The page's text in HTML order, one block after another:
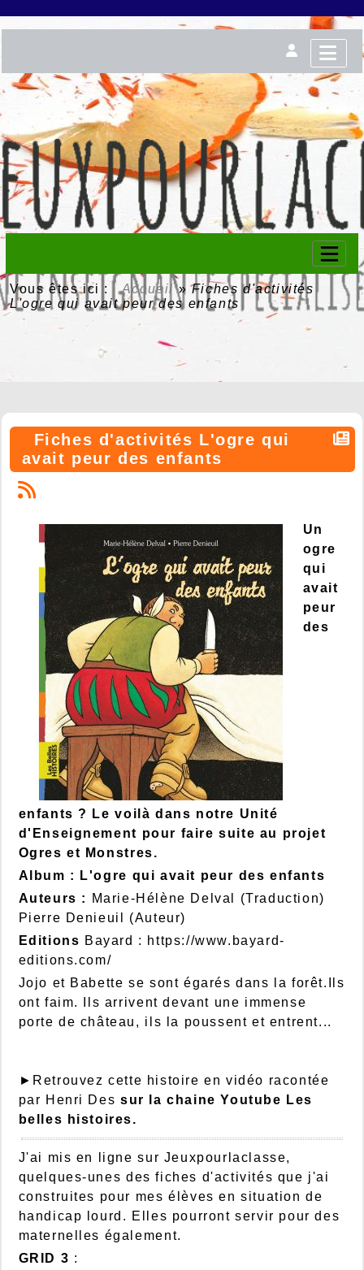
Vous êtes ici :Accueil»Fiches d'activités
L'ogre qui avait peur des enfants
Fiches d'activités L'ogre qui
avait peur des enfants
Un
ogre
qui
avait
peur
des
enfants ? Le voilà dans notre Unité
d'Enseignement pour faire suite au projet
Ogres et Monstres.
Album : L'ogre qui avait peur des enfants
Auteurs :
Marie-Hélène Delval (Traduction)
Pierre Denieuil (Auteur)
Editions Bayard : https://www.bayard-
editions.com/
Jojo et Babette se sont égarés dans la forêt.Ils
ont faim. Ils arrivent devant une immense
porte de château, ils la poussent et entrent...
►Retrouvez cette histoire en vidéo racontée
par Henri Des sur la chaine Youtube Les
belles histoires.
J'ai mis en ligne sur Jeuxpourlaclasse,
quelques-unes des fiches d'activités que j'ai
construites pour mes élèves en situation de
handicap lourd. Elles pourront servir pour des
maternelles également.
GRID 3 :